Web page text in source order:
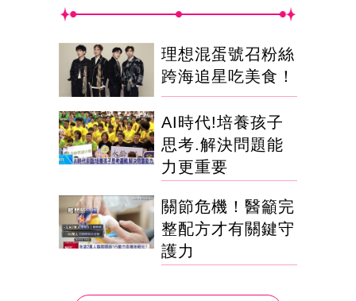
理想混蛋號召粉絲
跨海追星吃美食！
AI時代!培養孩子
思考.解決問題能
力更重要
關節危機！醫籲完
整配方才有關鍵守
護力